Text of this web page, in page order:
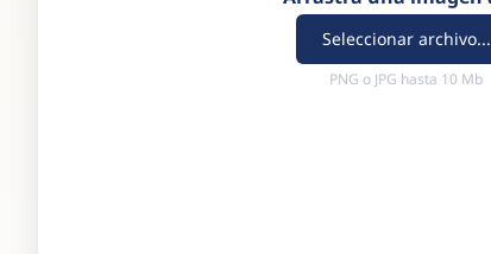
Seleccionar archivo...
PNG o JPG hasta 10 Mb